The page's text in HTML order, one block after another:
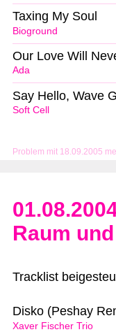
Problem mit 18.09.2005
Bioground
Taxing My Soul
Ada
Our Love Will
Soft Cell
Say Hello, Wave
Raum
Tracklist
Xaver Fischer Trio
Disko (Peshay